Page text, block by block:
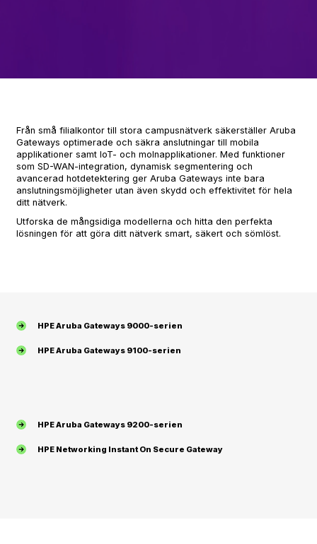
Från små filialkontor till stora campusnätverk säkerställer Aruba
Gateways optimerade och säkra anslutningar till mobila
applikationer samt IoT- och molnapplikationer. Med funktioner
som SD-WAN-integration, dynamisk segmentering och
avancerad hotdetektering ger Aruba Gateways inte bara
anslutningsmöjligheter utan även skydd och effektivitet för hela
ditt nätverk.
Utforska de mångsidiga modellerna och hitta den perfekta
lösningen för att göra ditt nätverk smart, säkert och sömlöst.
HPE Aruba Gateways 9000-serien
HPE Aruba Gateways 9100-serien
HPE Aruba Gateways 9200-serien
HPE Networking Instant On Secure Gateway